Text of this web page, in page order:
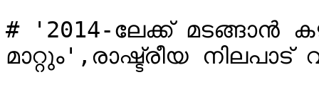
# '2014-ലേക്ക് മടങ്ങാൻ
മാറ്റും',രാഷ്ട്രീയ